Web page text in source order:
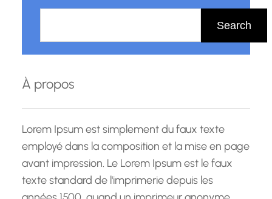
h
r
c
h
Search
À propos
Lorem Ipsum est simplement du faux texte
employé dans la composition et la mise en page
avant impression. Le Lorem Ipsum est le faux
texte standard de l'imprimerie depuis les